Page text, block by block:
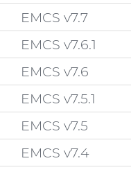
EMCS v7.7
EMCS v7.6.1
EMCS v7.6
EMCS v7.5.1
EMCS v7.5
EMCS v7.4